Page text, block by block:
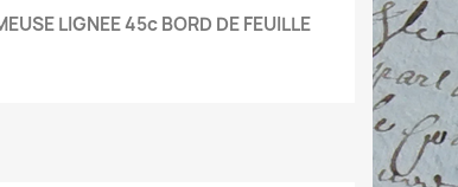
LIGNEE 45c BORD DE FEUILLE